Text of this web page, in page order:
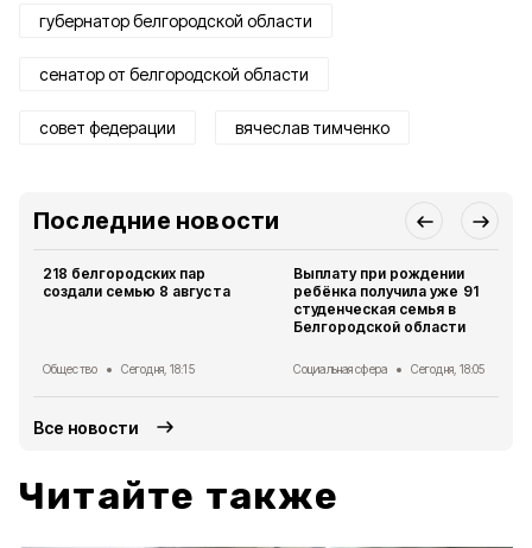
губернатор белгородской области
сенатор от белгородской области
совет федерации вячеслав тимченко
Последние новости
218 белгородских пар
создали семью 8 августа
Общество Сегодня, 18:15
Выплату при рождении
ребёнка получила уже 91
студенческая семья в
Белгородской области
Социальная сфера Сегодня, 18:05
Все новости
Читайте также